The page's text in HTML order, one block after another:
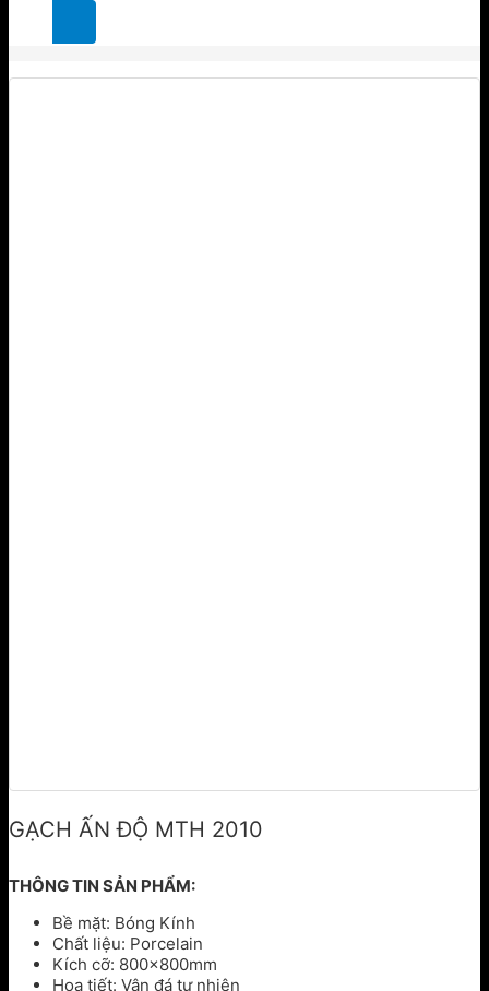
kiếm:
GẠCH ẤN ĐỘ MTH 2010
THÔNG TIN SẢN PHẨM:
Bề mặt: Bóng Kính
Chất liệu: Porcelain
Kích cỡ: 800x800mm
Họa tiết: Vân đá tự nhiên